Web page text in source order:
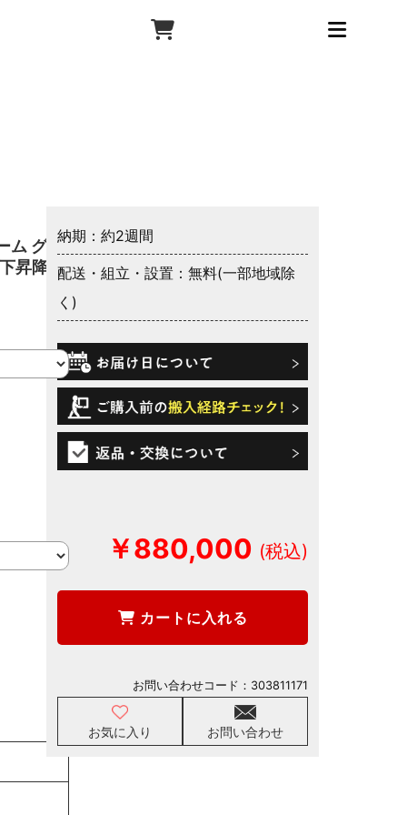
ム グラ
昇降
納期：約2週間
配送・組立・設置：無料(一部地域除
く)
￥880,000
カートに入れる
お気に入り お問い合わせ
お問い合わせコード： 303811171